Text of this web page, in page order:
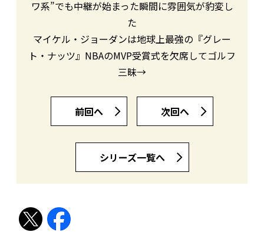
ワ系”でも中継が始まった瞬間に雰囲気が豹変し
た
マイケル・ジョーダンは地球上最強の『グレー
ト・ナッツ』NBAのMVP受賞式を欠席してゴルフ
三昧→
前回へ 次回へ
シリーズ一覧へ